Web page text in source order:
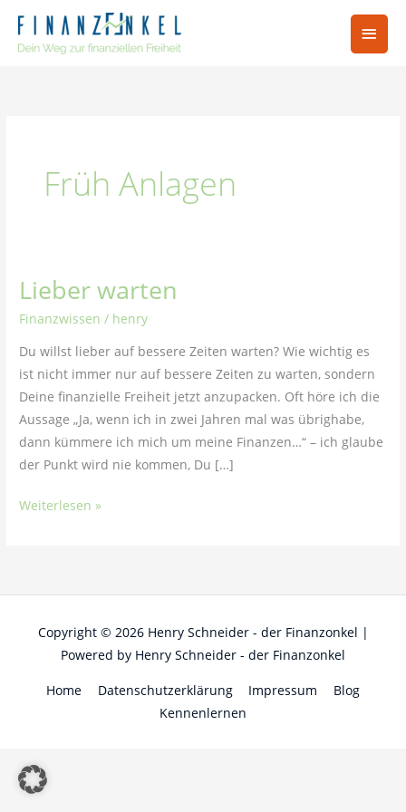
Inhalt
springen
Früh Anlagen
Lieber warten
Finanzwissen / henry
Du willst lieber auf bessere Zeiten warten? Wie wichtig es
ist nicht immer nur auf bessere Zeiten zu warten, sondern
Deine finanzielle Freiheit jetzt anzupacken. Oft höre ich die
Aussage „Ja, wenn ich in zwei Jahren mal was übrighabe,
dann kümmere ich mich um meine Finanzen…“ – ich glaube
der Punkt wird nie kommen, Du […]
Lieber
Weiterlesen »
Copyright © 2026 Henry Schneider - der Finanzonkel |
Powered by Henry Schneider - der Finanzonkel
Home Datenschutzerklärung Impressum
Blog
Kennenlernen